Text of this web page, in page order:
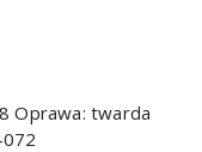
Oprawa: twarda